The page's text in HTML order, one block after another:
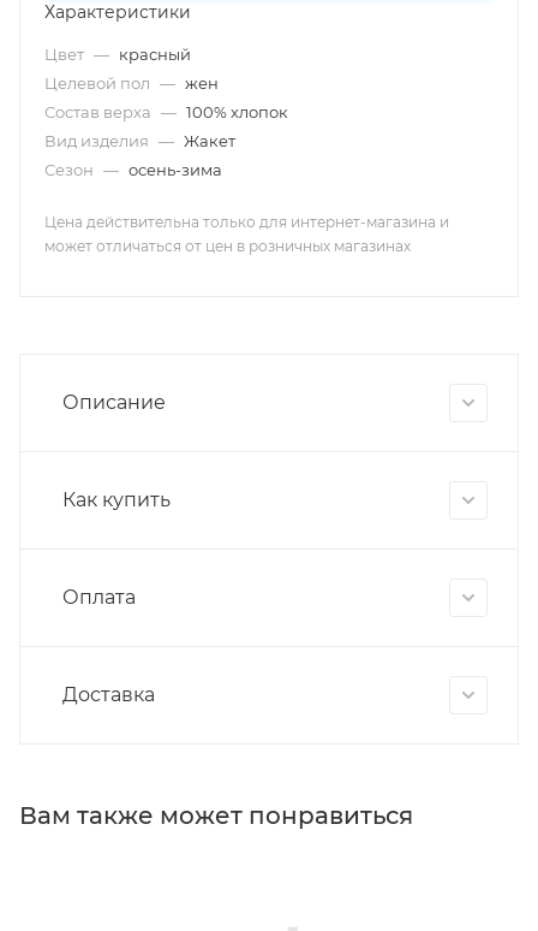
Характеристики
Цвет — красный
Целевой пол — жен
Состав верха — 100% хлопок
Вид изделия — Жакет
Сезон — осень-зима
Цена действительна только для интернет-магазина и
может отличаться от цен в розничных магазинах
Описание
Как купить
Оплата
Доставка
Вам также может понравиться